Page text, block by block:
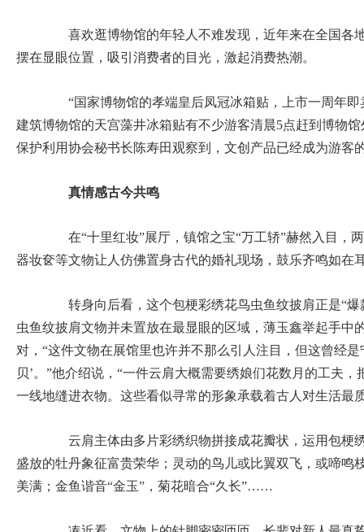
喜欢逛博物馆的年轻人不难发现，近年来在全国各
摆在显眼位置，吸引消费者的目光，激起消费热潮。
“国家博物馆的孝端皇后凤冠冰箱贴，上市一周年即
建筑博物馆的天宫藻井冰箱贴有不少游客清晨5点赶到博物
保护利用协会秘书长陈寿田观察到，文创产品已经成为游客
真情感古今共鸣
在“十里红妆”展厅，镇馆之宝“万工轿”赫然入目，
器妆奁等文物让人仿佛置身古代的婚礼现场，鼓乐齐鸣如在
转身向后看，这个包梗彩绣花鸟虫鱼纹披肩正是“爆
虫鱼纹披肩文物并未置放在最显眼的区域，薄玉鑫举起手中
对，“这件文物在展馆里也许并不那么引人注目，但这曾经
贝’。”他介绍说，“一件云肩大概需要绣娘们花数月的工夫
一线地缝进衣物。这些看似寻常的形象承载着古人对生活最
云肩主体由多片彩绣织物拼接成花瓣状，运用包梗
盛放的牡丹象征富贵荣华；灵动的鸟儿或比翼双飞，或啼鸣
美满；金鱼谐音“金玉”，菊花暗合“久长”……